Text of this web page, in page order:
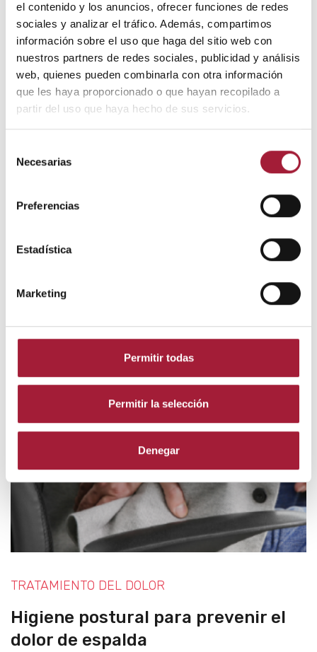
el contenido y los anuncios, ofrecer funciones de redes
sociales y analizar el tráfico. Además, compartimos
información sobre el uso que haga del sitio web con
nuestros partners de redes sociales, publicidad y análisis
web, quienes pueden combinarla con otra información
que les haya proporcionado o que hayan recopilado a
partir del uso que haya hecho de sus servicios.
Necesarias
Preferencias
Estadística
Marketing
Permitir todas
Permitir la selección
Denegar
CUIDADO DE LA PIEL
¿Qué es mejor para la artrosis: frío
termoterapia o la crioterapia es importante para controlar los
síntomas y minimizar el impacto de la enfermedad en la calidad
LEER MÁS
TRATAMIENTO DEL DOLOR
Higiene postural para prevenir el
dolor de espalda